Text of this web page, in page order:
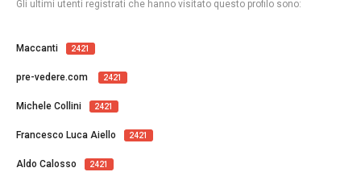
Gli ultimi utenti registrati che hanno visitato questo profilo sono:
Maccanti 2421
pre-vedere.com 2421
Michele Collini 2421
Francesco Luca Aiello 2421
Aldo Calosso 2421